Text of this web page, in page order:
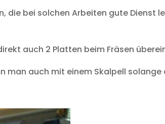
die bei solchen Arbeiten gute
auch 2 Platten beim Fräsen
man auch mit einem Skalpell